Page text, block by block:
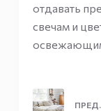
отдавать
свечам и
освежающим
ПРЕД.